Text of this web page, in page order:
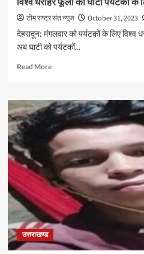
टीम राष्ट्र संत न्यूज October 31, 2023
देहरादून: मंगलवार को पर्यटकों के लिए विश्व
अब घाटी को पर्यटकों...
Read MoreRead
विश्व
धरोहर
की
घाटी
पर्यटकों
लिए
बंद
उत्तराखण्ड